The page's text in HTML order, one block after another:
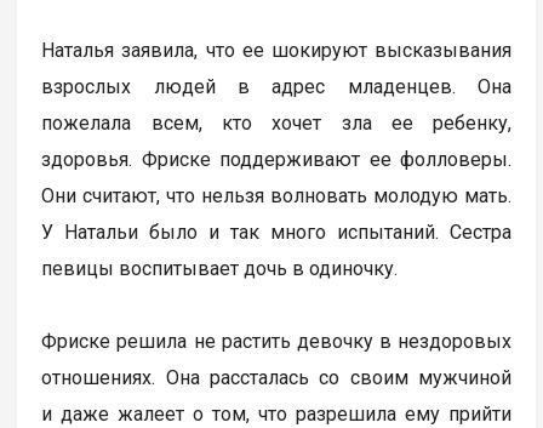
Наталья заявила, что ее шокируют высказывания
взрослых людей в адрес младенцев. Она
пожелала всем, кто хочет зла ее ребенку,
здоровья. Фриске поддерживают ее фолловеры.
Они считают, что нельзя волновать молодую мать.
У Натальи было и так много испытаний. Сестра
певицы воспитывает дочь в одиночку.
Фриске решила не растить девочку в нездоровых
отношениях. Она рассталась со своим мужчиной
и даже жалеет о том, что разрешила ему прийти